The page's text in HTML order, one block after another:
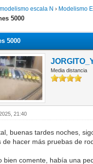
escala N › Modelismo
5000
5000
Media distancia
21:40
buenas tardes noches,
de hacer más pruebas de
bien comente, había una